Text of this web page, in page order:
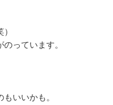
っています。
いいかも。